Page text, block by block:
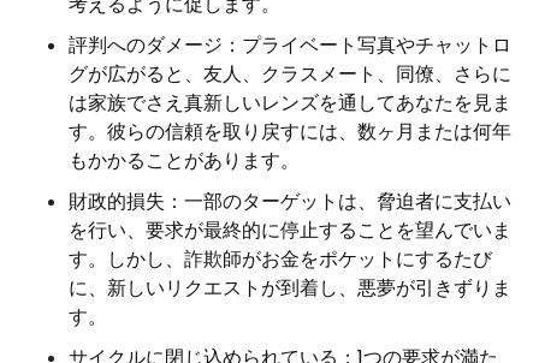
評判へのダメージ：プライベート写真やチャットロ
グが広がると、友人、クラスメート、同僚、さらに
は家族でさえ真新しいレンズを通してあなたを見ま
す。彼らの信頼を取り戻すには、数ヶ月または何年
もかかることがあります。
財政的損失：一部のターゲットは、脅迫者に支払い
を行い、要求が最終的に停止することを望んでいま
す。しかし、詐欺師がお金をポケットにするたび
に、新しいリクエストが到着し、悪夢が引きずりま
す。